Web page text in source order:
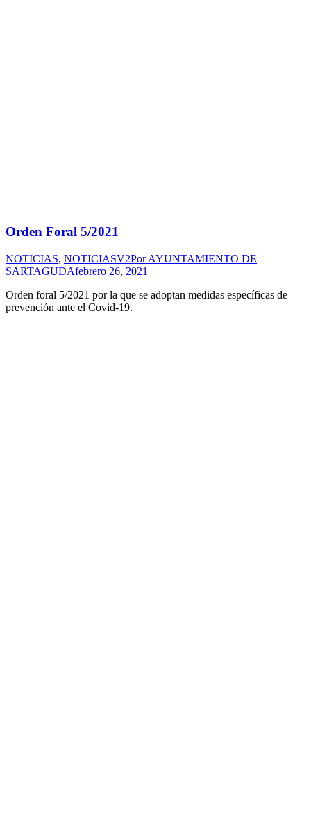
Orden Foral 5/2021
NOTICIAS, NOTICIASV2PorAYUNTAMIENTO DE
SARTAGUDAfebrero 26, 2021
Orden foral 5/2021 por la que se adoptan medidas específicas de
prevención ante el Covid-19.